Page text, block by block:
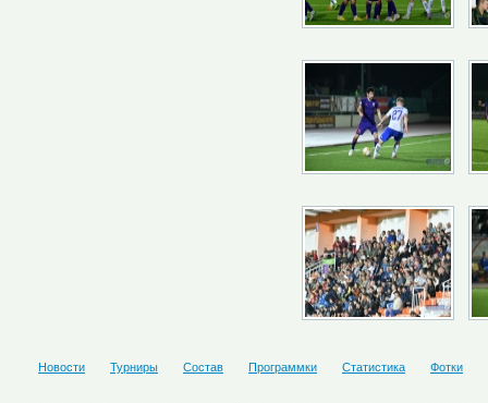
Новости Турниры Состав Программки Статистика Фотки